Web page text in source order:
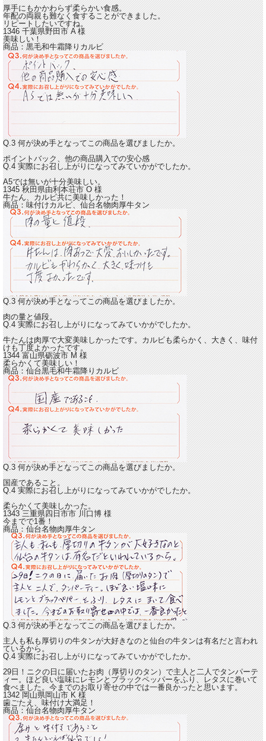
厚手にもかかわらず柔らかい食感。
年配の両親も難なく食することができました。
リピートしたいですね。
1346 千葉県野田市A様
美味しい！
商品：黒毛和牛霜降りカルビ
Q.3 何が決め手となってこの商品を選びましたか。
ポイントバック、他の商品購入での安心感
Q.4 実際にお召し上がりになってみていかがでしたか。
A5では無いが十分美味しい。
1345 秋田県由利本荘市O様
牛たん、カルビ共に美味しかった！
商品：味付けカルビ、仙台名物肉厚牛タン
Q.3 何が決め手となってこの商品を選びましたか。
肉の量と値段。
Q.4 実際にお召し上がりになってみていかがでしたか。
牛たんは肉厚で大変美味しかったです。カルビも柔らかく、大きく、味付
けも丁度よかったです。
1344 富山県砺波市M様
柔らかくて美味しい！
商品：仙台黒毛和牛霜降りカルビ
Q.3 何が決め手となってこの商品を選びましたか。
国産であること。
Q.4 実際にお召し上がりになってみていかがでしたか。
柔らかくて美味しかった。
1343 三重県四日市市川口博様
今までで1番！
商品：仙台名物肉厚牛タン
Q.3 何が決め手となってこの商品を選びましたか。
主人も私も厚切りの牛タンが大好きなのと仙台の牛タンは有名だと言われ
ているから。
Q.4 実際にお召し上がりになってみていかがでしたか。
29日！ニクの日に届いたお肉（厚切りのタン）で主人と二人でタンパーテ
ィー。ほど良い塩味にレモンとブラックペッパーをふり、レタスに巻いて
食べました。今までのお取り寄せの中では一番良かったと思います。
1342 岡山県岡山市K様
歯ごたえ、味付け大満足！
商品：仙台名物肉厚牛タン